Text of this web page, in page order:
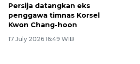
Persija datangkan eks
penggawa timnas Korsel
Kwon Chang-hoon
17 July 2026 16:49 WIB